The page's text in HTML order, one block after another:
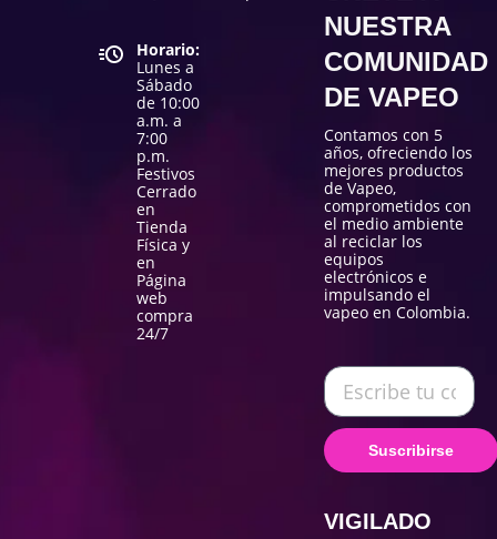
Horario:
Lunes a
Sábado
de 10:00
a.m. a
7:00
p.m.
Festivos
Cerrado
en
Tienda
Física y
en
Página
web
compra
24/7
NUESTRA
COMUNIDAD
DE VAPEO
Contamos con 5
años, ofreciendo los
mejores productos
de Vapeo,
comprometidos con
el medio ambiente
al reciclar los
equipos
electrónicos e
impulsando el
vapeo en Colombia.
Suscribirse
VIGILADO